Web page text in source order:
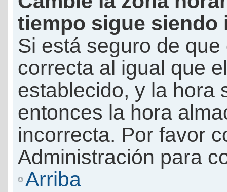
tiempo sigue siendo
Si está seguro de
correcta al igual que
establecido, y la hora
entonces la hora
incorrecta. Por favor
Administración para
Arriba